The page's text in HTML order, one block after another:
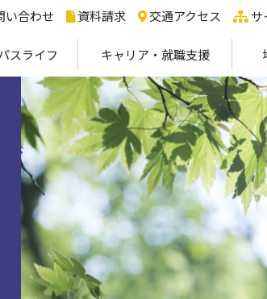
い合わせ 資料請求 交通アクセス サ
スライフ キャリア・就職支援